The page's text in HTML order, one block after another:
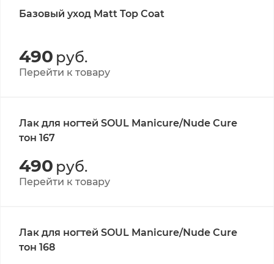
Базовый уход Matt Top Coat
490 руб.
Перейти к товару
Лак для ногтей SOUL Manicure/Nude Cure
тон 167
490 руб.
Перейти к товару
Лак для ногтей SOUL Manicure/Nude Cure
тон 168